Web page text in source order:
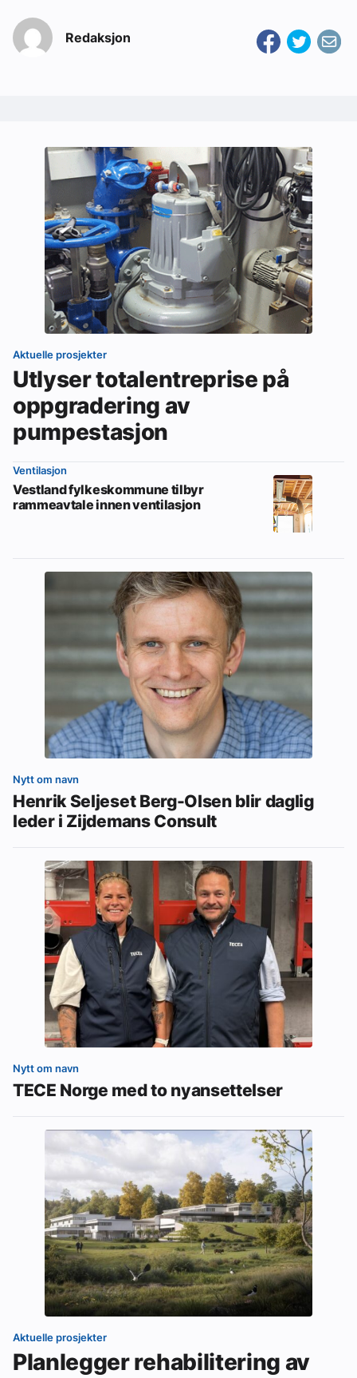
Redaksjon
Aktuelle prosjekter
Utlyser totalentreprise på
oppgradering av
pumpestasjon
Ventilasjon
Vestland fylkeskommune tilbyr
rammeavtale innen ventilasjon
Nytt om navn
Henrik Seljeset Berg-Olsen blir daglig
leder i Zijdemans Consult
Nytt om navn
TECE Norge med to nyansettelser
Aktuelle prosjekter
Planlegger rehabilitering av